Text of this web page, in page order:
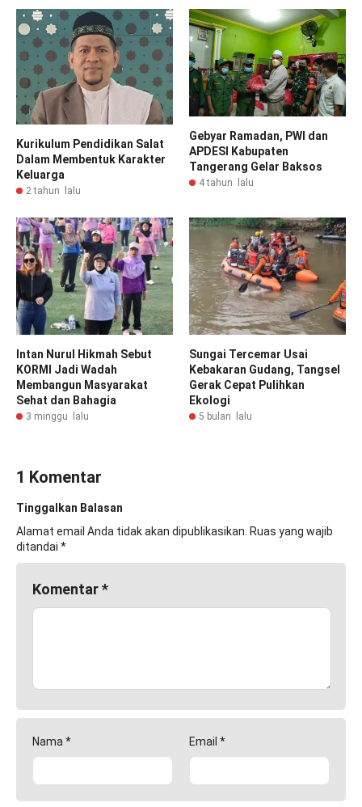
Kurikulum Pendidikan Salat
Dalam Membentuk Karakter
Keluarga
2 tahun lalu
Gebyar Ramadan, PWI dan
APDESI Kabupaten
Tangerang Gelar Baksos
4 tahun lalu
Intan Nurul Hikmah Sebut
KORMI Jadi Wadah
Membangun Masyarakat
Sehat dan Bahagia
3 minggu lalu
Sungai Tercemar Usai
Kebakaran Gudang, Tangsel
Gerak Cepat Pulihkan
Ekologi
5 bulan lalu
1 Komentar
Tinggalkan Balasan
Alamat email Anda tidak akan dipublikasikan. Ruas yang wajib
ditandai *
Komentar*
Nama* Email *